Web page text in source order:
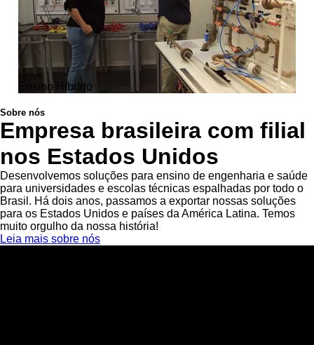
Ensino Híbrido
Sobre nós
Empresa brasileira com filial
nos Estados Unidos
Desenvolvemos soluções para ensino de engenharia e saúde
para universidades e escolas técnicas espalhadas por todo o
Brasil. Há dois anos, passamos a exportar nossas soluções
para os Estados Unidos e países da América Latina. Temos
muito orgulho da nossa história!
Leia mais sobre nós